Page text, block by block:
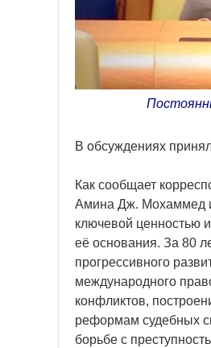
В обсуждениях
Как сообщает
Амина Дж. Мохаммед и
ключевой ценностью
её основания. За 80
прогрессивного
международного
конфликтов,
реформам судебных
борьбе с